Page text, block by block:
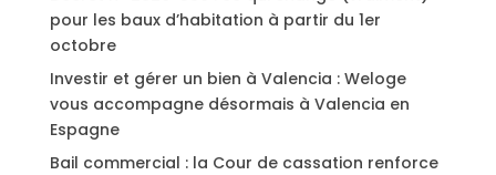
pour les baux d’habitation à partir du 1er
octobre
Investir et gérer un bien à Valencia : Weloge
vous accompagne désormais à Valencia en
Espagne
Bail commercial : la Cour de cassation renforce